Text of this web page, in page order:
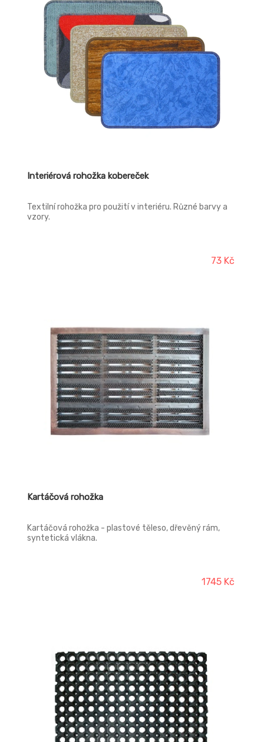
Interiérová rohožka kobereček
Textilní rohožka pro použití v interiéru. Různé barvy a
vzory.
73 Kč
Kartáčová rohožka
Kartáčová rohožka - plastové těleso, dřevěný rám,
syntetická vlákna.
1745 Kč